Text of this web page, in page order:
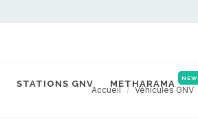
STATIONS GNV METHARAMA
NEW
Accueil Véhicules GNV